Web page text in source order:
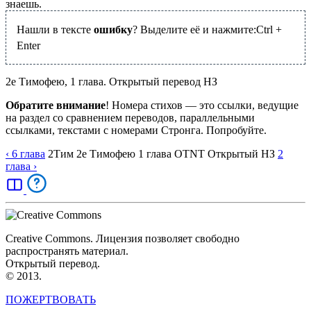
знаешь.
Нашли в тексте ошибку? Выделите её и нажмите:Ctrl +
Enter
2е Тимофею, 1 глава. Открытый перевод НЗ
Обратите внимание! Номера стихов — это ссылки, ведущие
на раздел со сравнением переводов, параллельными
ссылками, текстами с номерами Стронга. Попробуйте.
‹ 6 глава 2Тим 2е Тимофею 1 глава OTNT Открытый НЗ 2
глава ›
Creative Commons. Лицензия позволяет свободно
распространять материал.
Открытый перевод.
© 2013.
ПОЖЕРТВОВАТЬ